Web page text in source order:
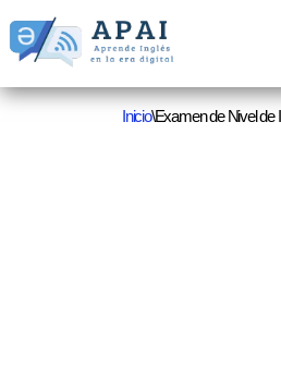
Saltar
al
Inicio\Examen de Nivel de